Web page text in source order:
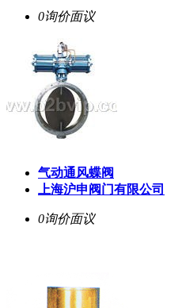
0询价面议
气动通风蝶阀
上海沪申阀门有限公司
0询价面议